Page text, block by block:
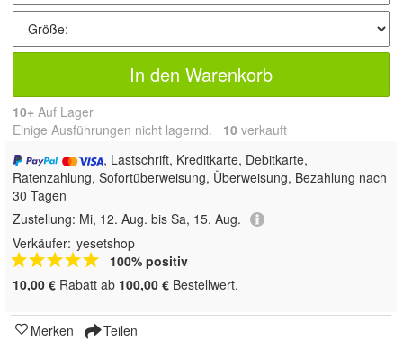
In den Warenkorb
10+ Auf Lager
Einige Ausführungen nicht lagernd. 10 verkauft
, Lastschrift, Kreditkarte, Debitkarte,
Ratenzahlung, Sofortüberweisung, Überweisung, Bezahlung nach
30 Tagen
Zustellung: Mi, 12. Aug. bis Sa, 15. Aug.
Verkäufer: yesetshop
100% positiv
10,00 € Rabatt ab 100,00 € Bestellwert.
Merken Teilen